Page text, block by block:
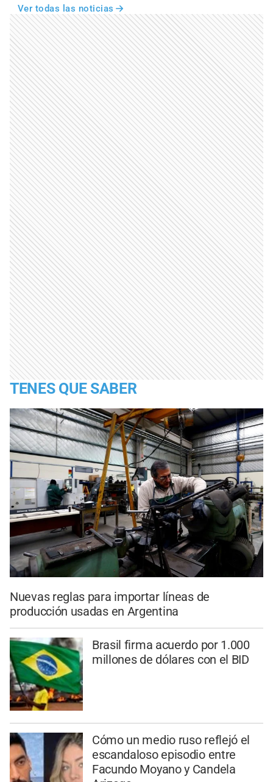
Ver todas las noticias
TENES QUE SABER
Nuevas reglas para importar líneas de
producción usadas en Argentina
Brasil firma acuerdo por 1.000
millones de dólares con el BID
Cómo un medio ruso reflejó el
escandaloso episodio entre
Facundo Moyano y Candela